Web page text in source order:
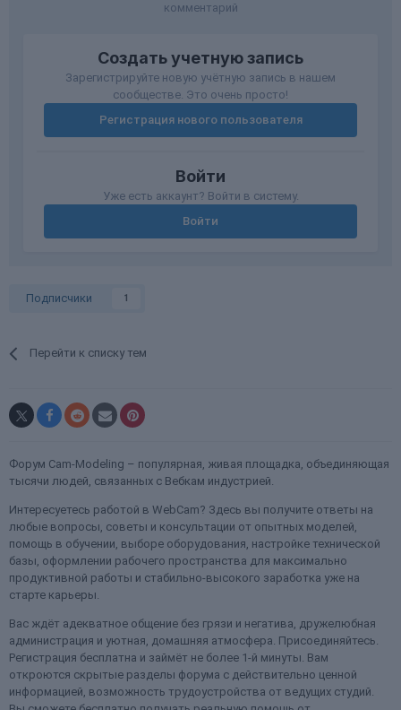
комментарий
Создать учетную запись
Зарегистрируйте новую учётную запись в нашем
сообществе. Это очень просто!
Регистрация нового пользователя
Войти
Уже есть аккаунт? Войти в систему.
Войти
Подписчики 1
Перейти к списку тем
Форум Cam-Modeling – популярная, живая площадка, объединяющая
тысячи людей, связанных с Вебкам индустрией.
Интересуетесь работой в WebCam? Здесь вы получите ответы на
любые вопросы, советы и консультации от опытных моделей,
помощь в обучении, выборе оборудования, настройке технической
базы, оформлении рабочего пространства для максимально
продуктивной работы и стабильно-высокого заработка уже на
старте карьеры.
Вас ждёт адекватное общение без грязи и негатива, дружелюбная
администрация и уютная, домашняя атмосфера. Присоединяйтесь.
Регистрация бесплатна и займёт не более 1-й минуты. Вам
откроются скрытые разделы форума с действительно ценной
информацией, возможность трудоустройства от ведущих студий.